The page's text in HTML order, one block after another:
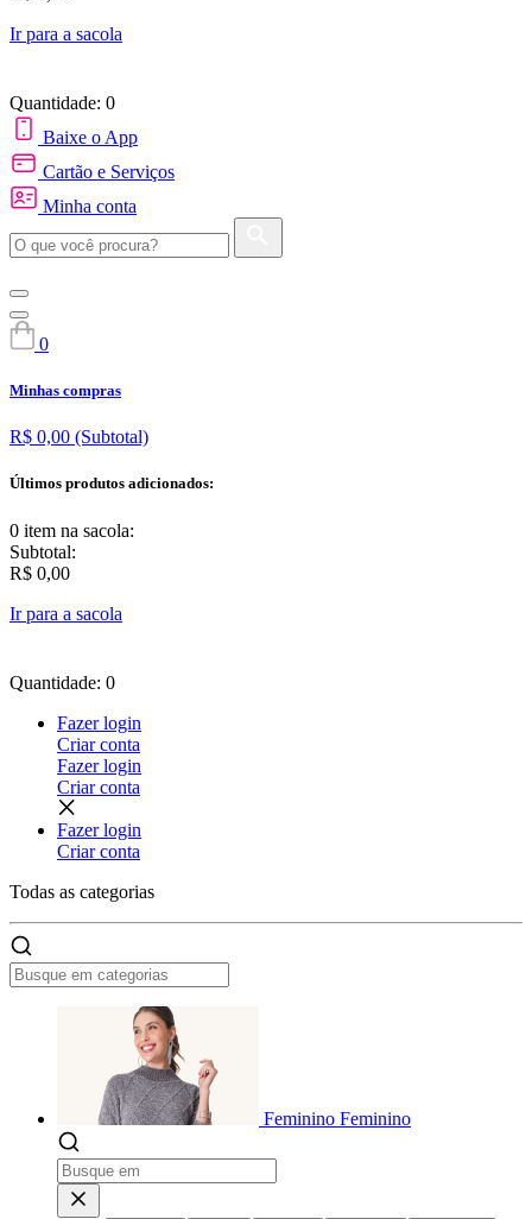
Ir para a sacola
Quantidade: 0
Baixe o App
Cartão e Serviços
Minha conta
0
Minhas compras
R$ 0,00 (Subtotal)
Últimos produtos adicionados:
0 item na sacola:
Subtotal:
R$ 0,00
Ir para a sacola
Quantidade: 0
Fazer login
Criar conta
Fazer login
Criar conta
Fazer login
Criar conta
Todas as categorias
Feminino Feminino